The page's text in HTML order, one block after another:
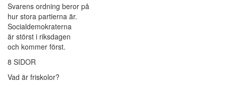
Svarens ordning beror på
hur stora partierna är.
Socialdemokraterna
är störst i riksdagen
och kommer först.
8 SIDOR
Vad är friskolor?